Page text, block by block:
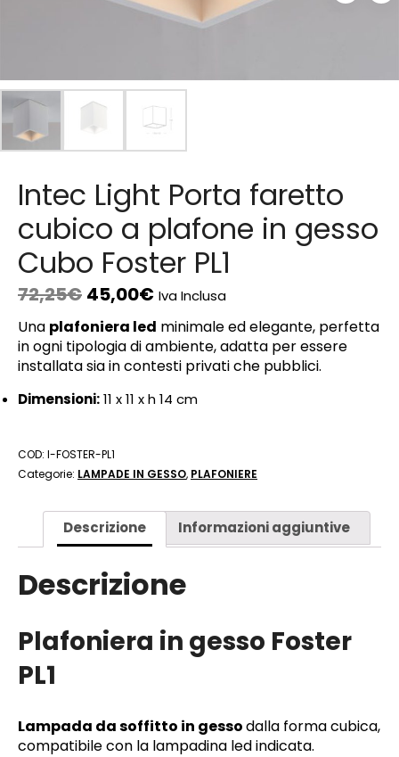
Intec Light Porta faretto
cubico a plafone in gesso
Cubo Foster PL1
72,25€ 45,00€ Iva Inclusa
Una plafoniera led minimale ed elegante, perfetta
in ogni tipologia di ambiente, adatta per essere
installata sia in contesti privati che pubblici.
Dimensioni:11 x 11 x h 14 cm
COD: I-FOSTER-PL1
Categorie: LAMPADE IN GESSO, PLAFONIERE
Descrizione Informazioni aggiuntive
Descrizione
Plafoniera in gesso Foster
PL1
Lampada da soffitto in gessodalla forma cubica,
compatibile con la lampadina led indicata.